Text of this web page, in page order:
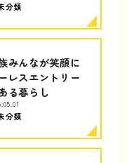
分類
みんなが笑顔に
レスエントリー
る暮らし
分類